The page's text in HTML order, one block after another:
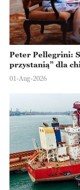
Peter Pellegrini:
przystanią” dla
Europejskiej
01-Aug-2026